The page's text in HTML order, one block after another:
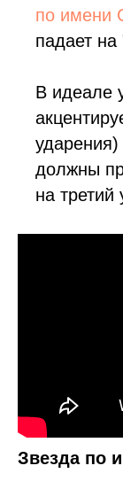
по имени
падает
В идеале
должны
на третий
Звезда по